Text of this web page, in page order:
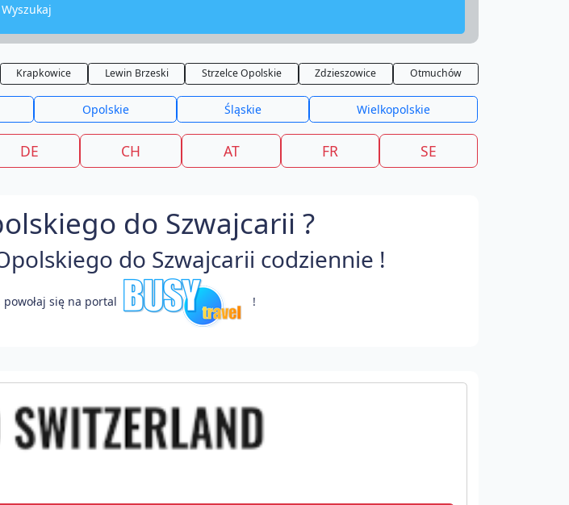
Wyszukaj
Krapkowice Lewin Brzeski Strzelce Opolskie Zdzieszowice Otmuchów
Opolskie Śląskie Wielkopolskie
DE CH AT FR SE
do Szwajcarii ?
do Szwajcarii codziennie !
się na portal !